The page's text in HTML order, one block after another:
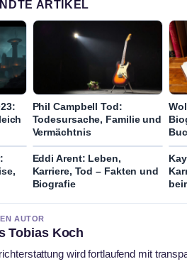
ARTIKEL
Phil Campbell Tod:
Todesursache, Familie und
Vermächtnis
Eddi Arent: Leben,
Karriere, Tod – Fakten und
Biografie
AUTOR
Tobias Koch
wird fortlaufend mit